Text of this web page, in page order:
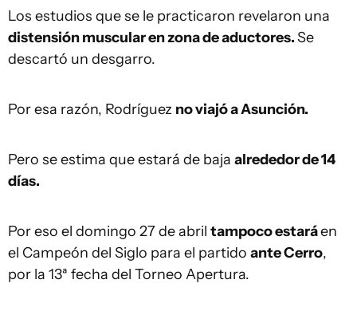
Los estudios que se le practicaron revelaron una
distensión muscular en zona de aductores.Se
descartó un desgarro.
Por esa razón, Rodríguez no viajó a Asunción.
Pero se estima que estará de baja alrededor de 14
días.
Por eso el domingo 27 de abril tampoco estaráen
el Campeón del Siglo para el partido ante Cerro,
por la 13ª fecha del Torneo Apertura.